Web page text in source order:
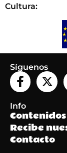
Cultura:
Síguenos
Info
Contenidos
Recibe
Contacto